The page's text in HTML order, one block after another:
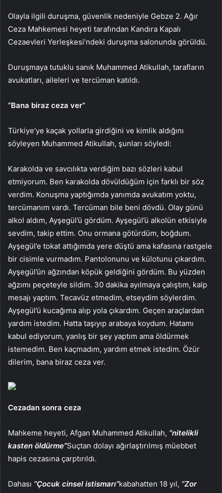
Olayla ilgili duruşma, güvenlik nedeniyle Gebze 2. Ağır
Ceza Mahkemesi heyeti tarafından Kandıra Kapalı
Cezaevleri Yerleşkesi’ndeki duruşma salonunda görüldü.
Duruşmaya tutuklu sanık Muhammed Atikullah, tarafların
avukatları, aileleri ve tercüman katıldı.
“Bana biraz ceza ver”
Türkiye’ye kaçak yollarla girdiğini ve kimlik aldığını
söyleyen Muhammed Atikullah, şunları söyledi:
Karakolda ve savcılıkta verdiğim bazı sözleri kabul
etmiyorum. Ben karakolda dövüldüğüm için farklı bir söz
verdim. Konuşma yaptığımda yanımda avukatım yoktu,
tercümanım vardı. Tercüman bile beni dövdü. Olay günü
alkol aldım, Ayşegül’ü gördüm. Ayşegül’ü alkolün etkisiyle
sevdim, takip ettim. Onu ormana götürdüm, boğdum.
Ayşegül’e tokat attığımda yere düştü ama kafasına rastgele
bir cisimle vurmadım. Pantolonunu ve külotunu çıkardım.
Ayşegül’ün ağzından köpük geldiğini gördüm. Bu yüzden
ağzımı peçeteyle sildim. 30 dakika ayılmaya çalıştım, kalp
mesajı yaptım. Tecavüz etmedim, etseydim söylerdim.
Ayşegül’ü kucağıma alıp yola çıkardım. Geçen araçlardan
yardım istedim. Hatta taşıyıp arabaya koydum. Hatamı
kabul ediyorum, yanlış bir şey yaptım ama öldürmek
istemedim. Ben kaçmadım, yardım etmek istedim. Özür
dilerim, bana biraz ceza ver.
Cezadan sonra ceza
Mahkeme heyeti, Afgan Muhammed Atikullah, “nitelikli
kasten öldürme”Suçtan dolayı ağırlaştırılmış müebbet
hapis cezasına çarptırıldı.
Dahası “Çocuk cinsel istismarı”kabahatten 18 yıl, “Zor